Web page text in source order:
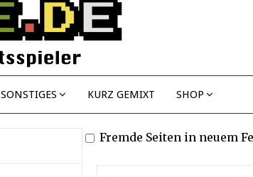
SONSTIGES KURZ GEMIXT SHOP
Fremde Seiten in neuem